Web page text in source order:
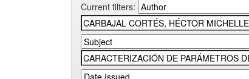
Current filters: